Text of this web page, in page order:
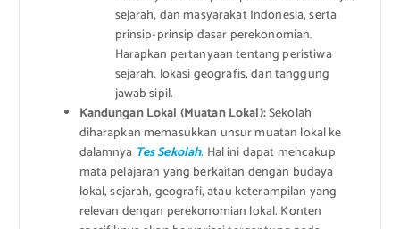
sejarah, dan masyarakat Indonesia, serta
prinsip-prinsip dasar perekonomian.
Harapkan pertanyaan tentang peristiwa
sejarah, lokasi geografis, dan tanggung
jawab sipil.
Kandungan Lokal (Muatan Lokal):Sekolah
diharapkan memasukkan unsur muatan lokal ke
dalamnya Tes Sekolah. Hal ini dapat mencakup
mata pelajaran yang berkaitan dengan budaya
lokal, sejarah, geografi, atau keterampilan yang
relevan dengan perekonomian lokal. Konten